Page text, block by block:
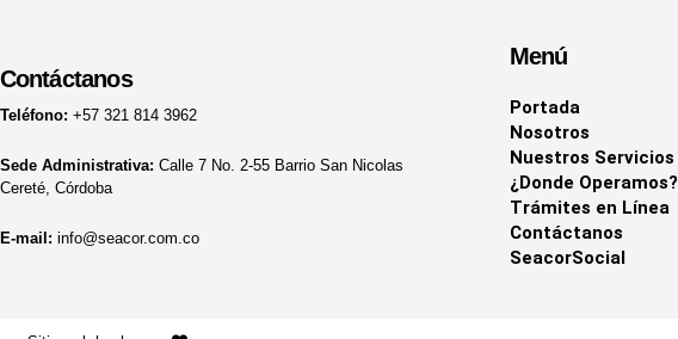
Contáctanos
Teléfono: +57 321 814 3962
Sede Administrativa: Calle 7 No. 2-55 Barrio San Nicolas
Cereté, Córdoba
E-mail: info@seacor.com.co
Menú
Portada
Nosotros
Nuestros Servicios
¿Donde Operamos?
Trámites en Línea
Contáctanos
SeacorSocial